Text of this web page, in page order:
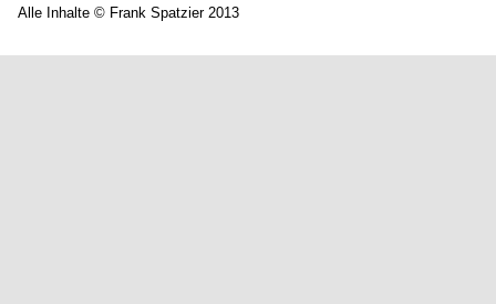
Alle Inhalte © Frank Spatzier 2013